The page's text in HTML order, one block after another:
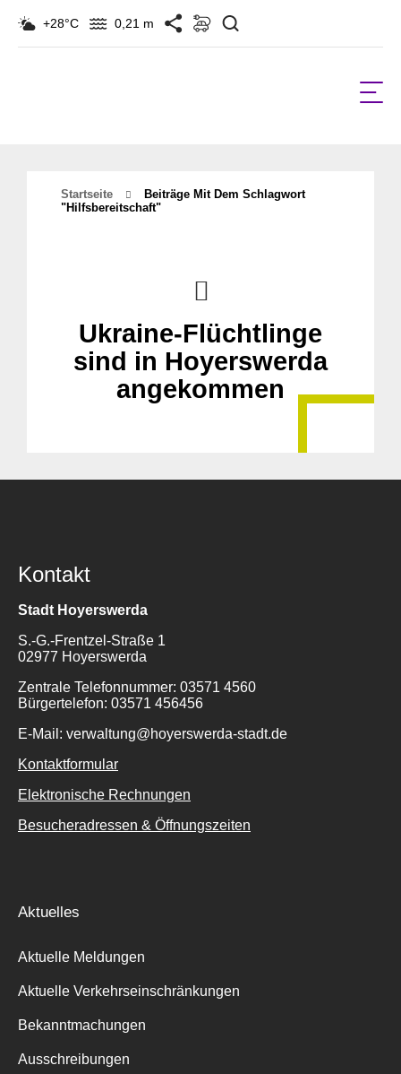
+28°C 0,21 m
Startseite
Beiträge Mit Dem Schlagwort
"hilfsbereitschaft"
Ukraine-Flüchtlinge
sind in Hoyerswerda
angekommen
Kontakt
Stadt Hoyerswerda
S.-G.-Frentzel-Straße 1
02977 Hoyerswerda
Zentrale Telefonnummer: 03571 4560
Bürgertelefon: 03571 456456
E-Mail: verwaltung@hoyerswerda-stadt.de
Kontaktformular
Elektronische Rechnungen
Besucheradressen & Öffnungszeiten
Aktuelles
Aktuelle Meldungen
Aktuelle Verkehrseinschränkungen
Bekanntmachungen
Ausschreibungen